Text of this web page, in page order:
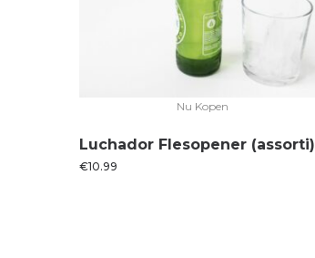
Nu Kopen
Luchador Flesopener (assorti)
€10.99